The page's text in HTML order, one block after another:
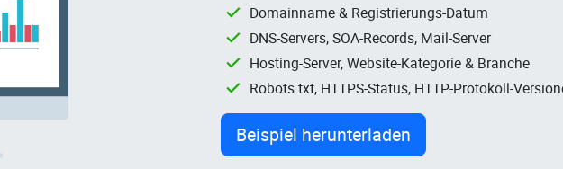
Domainname & Registrierungs-Datum
DNS-Servers, SOA-Records, Mail-Server
Hosting-Server, Website-Kategorie & Branche
Robots.txt, HTTPS-Status, HTTP-Protokoll-
Beispiel herunterladen